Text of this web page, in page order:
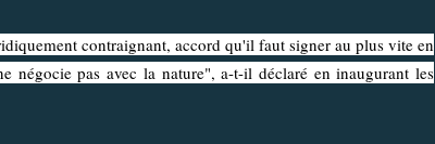
contraignant, accord qu'il faut signer au plus vite en
négocie pas avec la nature", a-t-il déclaré en inaugurant les